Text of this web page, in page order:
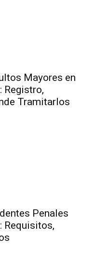
Mayores en
Registro,
Tramitarlos
Penales
Requisitos,